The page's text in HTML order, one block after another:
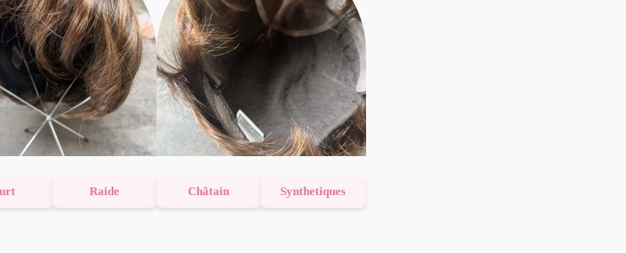
Raide Châtain Synthetiques